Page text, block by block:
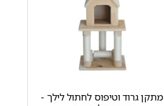
מתקן גרוד וטיפוס לחתול לילך -